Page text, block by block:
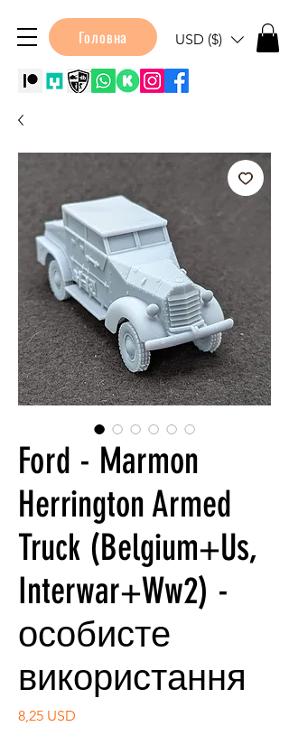
Головна USD ($)
Ford - Marmon
Herrington Armed
Truck (Belgium+Us,
Interwar+Ww2) -
особисте
використання
8,25 USD